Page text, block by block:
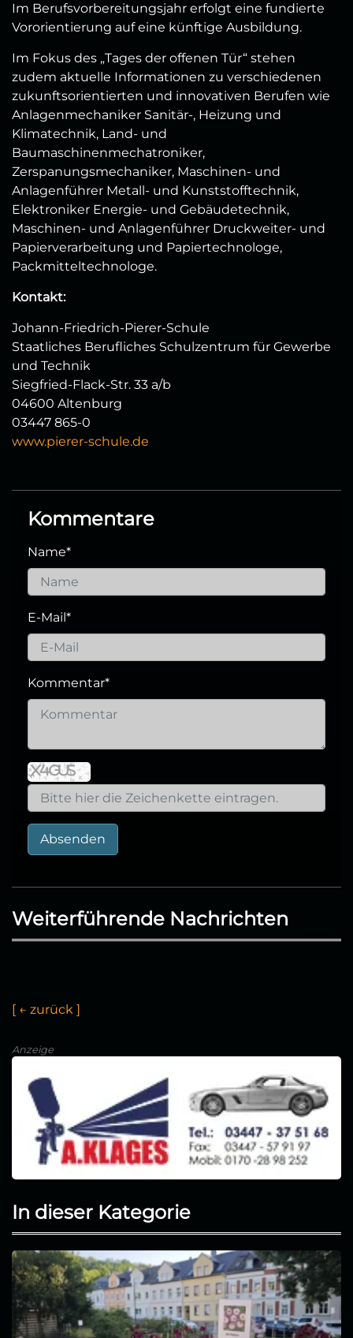
Im Berufsvorbereitungsjahr erfolgt eine fundierte
Vororientierung auf eine künftige Ausbildung.
Im Fokus des „Tages der offenen Tür“ stehen
zudem aktuelle Informationen zu verschiedenen
zukunftsorientierten und innovativen Berufen wie
Anlagenmechaniker Sanitär-, Heizung und
Klimatechnik, Land- und
Baumaschinenmechatroniker,
Zerspanungsmechaniker, Maschinen- und
Anlagenführer Metall- und Kunststofftechnik,
Elektroniker Energie- und Gebäudetechnik,
Maschinen- und Anlagenführer Druckweiter- und
Papierverarbeitung und Papiertechnologe,
Packmitteltechnologe.
Kontakt:
Johann-Friedrich-Pierer-Schule
Staatliches Berufliches Schulzentrum für Gewerbe
und Technik
Siegfried-Flack-Str. 33 a/b
04600 Altenburg
03447 865-0
www.pierer-schule.de
Kommentare
Name*
E-Mail *
Kommentar*
Absenden
Weiterführende Nachrichten
[ ← z rüc ]
Anzeige
In dieser Kategorie